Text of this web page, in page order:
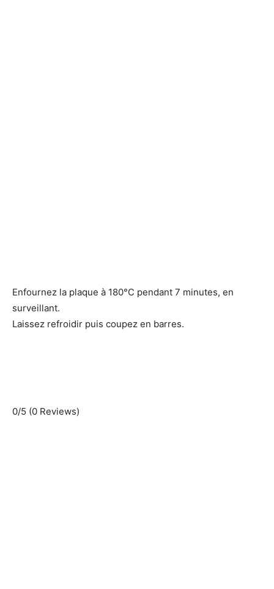
Enfournez la plaque à 180°C pendant 7 minutes, en
surveillant.
Laissez refroidir puis coupez en barres.
0/5 (0 Reviews)